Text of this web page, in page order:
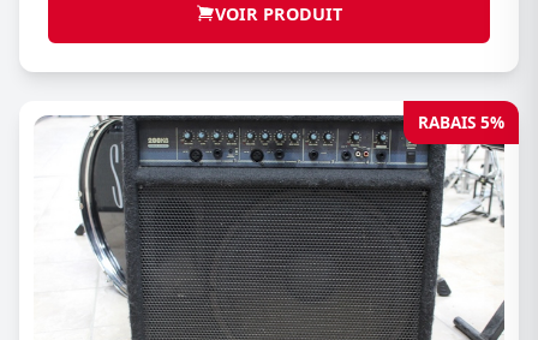
VOIR PRODUIT
RABAIS 5%